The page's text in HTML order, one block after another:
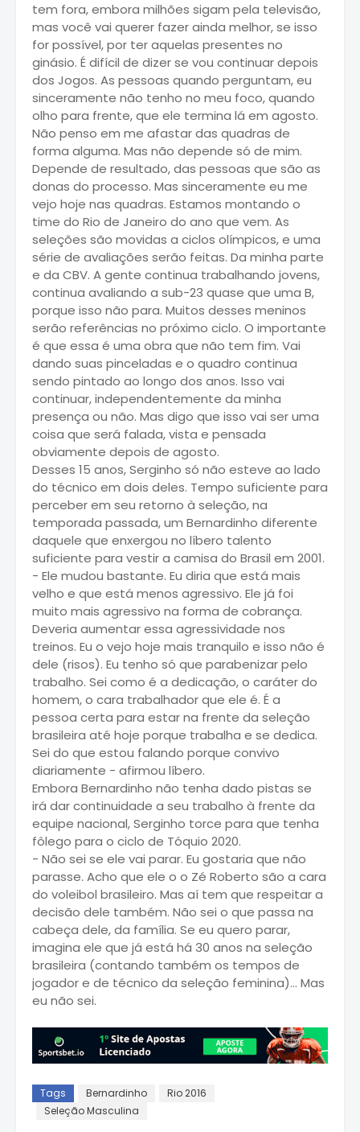
tem fora, embora milhões sigam pela televisão,
mas você vai querer fazer ainda melhor, se isso
for possível, por ter aquelas presentes no
ginásio. É difícil de dizer se vou continuar depois
dos Jogos. As pessoas quando perguntam, eu
sinceramente não tenho no meu foco, quando
olho para frente, que ele termina lá em agosto.
Não penso em me afastar das quadras de
forma alguma. Mas não depende só de mim.
Depende de resultado, das pessoas que são as
donas do processo. Mas sinceramente eu me
vejo hoje nas quadras. Estamos montando o
time do Rio de Janeiro do ano que vem. As
seleções são movidas a ciclos olímpicos, e uma
série de avaliações serão feitas. Da minha parte
e da CBV. A gente continua trabalhando jovens,
continua avaliando a sub-23 quase que uma B,
porque isso não para. Muitos desses meninos
serão referências no próximo ciclo. O importante
é que essa é uma obra que não tem fim. Vai
dando suas pinceladas e o quadro continua
sendo pintado ao longo dos anos. Isso vai
continuar, independentemente da minha
presença ou não. Mas digo que isso vai ser uma
coisa que será falada, vista e pensada
obviamente depois de agosto.
Desses 15 anos, Serginho só não esteve ao lado
do técnico em dois deles. Tempo suficiente para
perceber em seu retorno à seleção, na
temporada passada, um Bernardinho diferente
daquele que enxergou no líbero talento
suficiente para vestir a camisa do Brasil em 2001.
- Ele mudou bastante. Eu diria que está mais
velho e que está menos agressivo. Ele já foi
muito mais agressivo na forma de cobrança.
Deveria aumentar essa agressividade nos
treinos. Eu o vejo hoje mais tranquilo e isso não é
dele (risos). Eu tenho só que parabenizar pelo
trabalho. Sei como é a dedicação, o caráter do
homem, o cara trabalhador que ele é. É a
pessoa certa para estar na frente da seleção
brasileira até hoje porque trabalha e se dedica.
Sei do que estou falando porque convivo
diariamente - afirmou líbero.
Embora Bernardinho não tenha dado pistas se
irá dar continuidade a seu trabalho à frente da
equipe nacional, Serginho torce para que tenha
fôlego para o ciclo de Tóquio 2020.
- Não sei se ele vai parar. Eu gostaria que não
parasse. Acho que ele o o Zé Roberto são a cara
do voleibol brasileiro. Mas aí tem que respeitar a
decisão dele também. Não sei o que passa na
cabeça dele, da família. Se eu quero parar,
imagina ele que já está há 30 anos na seleção
brasileira (contando também os tempos de
jogador e de técnico da seleção feminina)... Mas
eu não sei.
Tags Bernardinho
Rio 2016
Seleção Masculina